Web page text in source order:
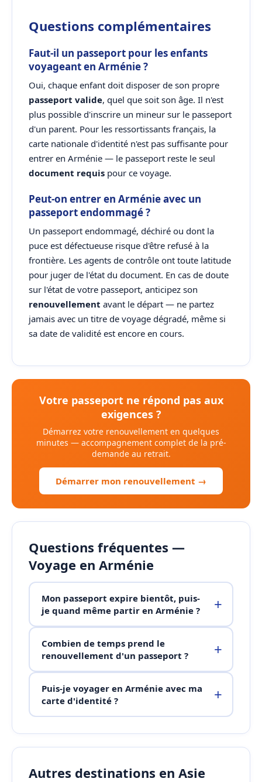
Questions complémentaires
Faut-il un passeport pour les enfants
voyageant en Arménie ?
Oui, chaque enfant doit disposer de son propre
passeport valide, quel que soit son âge. Il n'est
plus possible d'inscrire un mineur sur le passeport
d'un parent. Pour les ressortissants français, la
carte nationale d'identité n'est pas suffisante pour
entrer en Arménie — le passeport reste le seul
document requis pour ce voyage.
Peut-on entrer en Arménie avec un
passeport endommagé ?
Un passeport endommagé, déchiré ou dont la
puce est défectueuse risque d'être refusé à la
frontière. Les agents de contrôle ont toute latitude
pour juger de l'état du document. En cas de doute
sur l'état de votre passeport, anticipez son
renouvellement avant le départ — ne partez
jamais avec un titre de voyage dégradé, même si
sa date de validité est encore en cours.
Votre passeport ne répond pas aux
exigences ?
Démarrez votre renouvellement en quelques
minutes — accompagnement complet de la pré-
demande au retrait.
Démarrer mon renouvellement →
Questions fréquentes —
Voyage en Arménie
Mon passeport expire bientôt, puis-
je quand même partir en Arménie ?
Combien de temps prend le
renouvellement d'un passeport ?
Puis-je voyager en Arménie avec ma
carte d'identité ?
Autres destinations en Asie